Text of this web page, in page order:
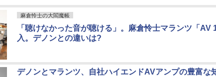
麻倉怜士の大閻魔帳
「聴けなかった音が聴ける」。麻倉怜士マランツ「AV
入。デノンとの違いは?
デノンとマランツ、自社ハイエンドAVアンプの豊富な